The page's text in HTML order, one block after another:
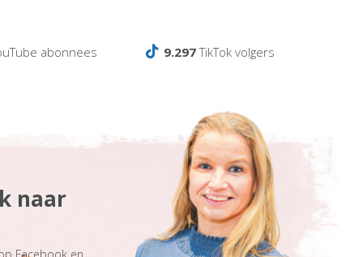
abonnees 9.297TikTok volgers
naar
Facebook en